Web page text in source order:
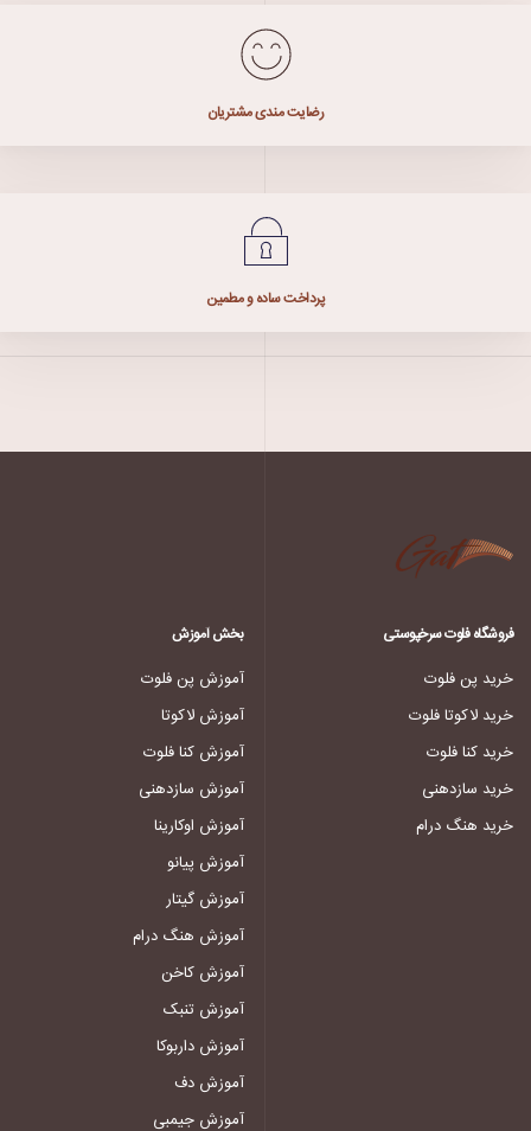
رضایت مندی مشتریان
پرداخت ساده و مطمین
فروشگاه فلوت سرخپوستی
خرید پن فلوت
خرید لاکوتا فلوت
خرید کنا فلوت
خرید سازدهنی
خرید هنگ درام
بخش آموزش
آموزش پن فلوت
آموزش لاکوتا
آموزش کنا فلوت
آموزش سازدهنی
آموزش اوکارینا
آموزش پیانو
آموزش گیتار
آموزش هنگ درام
آموزش کاخن
آموزش تنبک
آموزش داربوکا
آموزش دف
آموزش جیمبی